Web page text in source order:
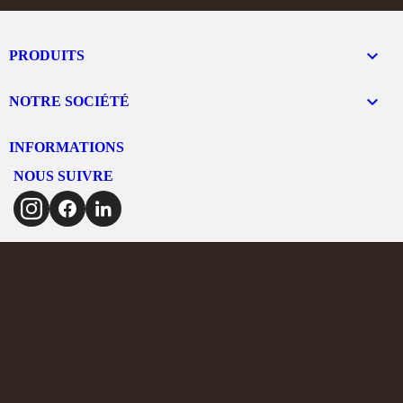
PRODUITS 
NOTRE SOCIÉTÉ 
INFORMATIONS
NOUS SUIVRE